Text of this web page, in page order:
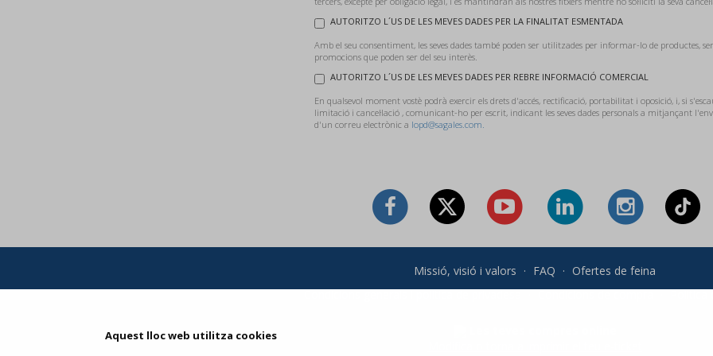
Aquest lloc web utilitza cookies
AUTORITZO L´US DE LES MEVES DADES PER LA FINALITAT ESMENTADA
Amb el seu consentiment, les seves dades també poden ser utilitzades per informar-lo de productes,
promocions que poden ser del seu interès.
AUTORITZO L´US DE LES MEVES DADES PER REBRE INFORMACIÓ COMERCIAL
En qualsevol moment vostè podrà exercir els drets d'accés, rectificació, portabilitat i oposició, i, si
limitació i cancel·lació , comunicant-ho per escrit, indicant les seves dades personals a mitjançant
d'un correu electrònic a lopd@sagales.com.
Missió, visió i valors · FAQ · Ofertes de feina
Condicions generals i política de privadesa · Condicions de compra · Política